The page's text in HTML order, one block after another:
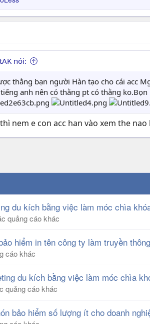
nói:
thằng bạn người Hàn tạo cho cái acc
anh nên có thằng pt có thằng
nem e con acc han vào xem the nao
du kích bằng việc làm móc chìa
quảng cáo khác
hiểm in tên công ty làm truyền thông
cáo khác
du kích bằng việc làm móc chìa
quảng cáo khác
bảo hiểm số lượng ít cho doanh